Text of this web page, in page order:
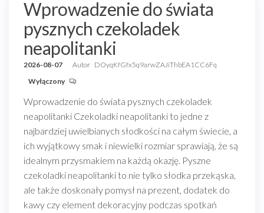
Wprowadzenie do świata
pysznych czekoladek
neapolitanki
2026-08-07 Autor DOyqKfGfx5q9arwZAJiThbEA1CC6Fq
Wyłączony
Wprowadzenie do świata pysznych czekoladek
neapolitanki Czekoladki neapolitanki to jedne z
najbardziej uwielbianych słodkości na całym świecie, a
ich wyjątkowy smak i niewielki rozmiar sprawiają, że są
idealnym przysmakiem na każdą okazję. Pyszne
czekoladki neapolitanki to nie tylko słodka przekąska,
ale także doskonały pomysł na prezent, dodatek do
kawy czy element dekoracyjny podczas spotkań